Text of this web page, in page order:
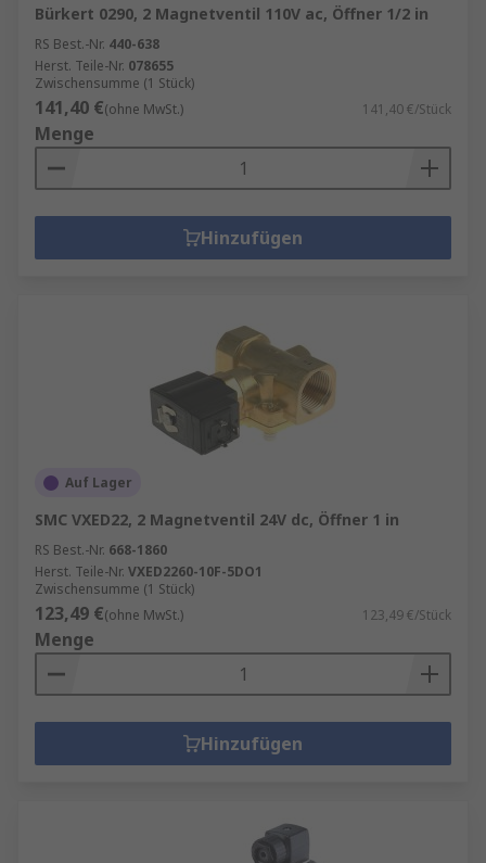
Bürkert 0290, 2 Magnetventil 110V ac, Öffner 1/2 in
RS Best.-Nr. 440-638
Herst. Teile-Nr. 078655
Zwischensumme (1 Stück)
141,40 €(ohne MwSt.) 141,40 €/Stück
Menge
Hinzufügen
Auf Lager
SMC VXED22, 2 Magnetventil 24V dc, Öffner 1 in
RS Best.-Nr. 668-1860
Herst. Teile-Nr. VXED2260-10F-5DO1
Zwischensumme (1 Stück)
123,49 €(ohne MwSt.) 123,49 €/Stück
Menge
Hinzufügen